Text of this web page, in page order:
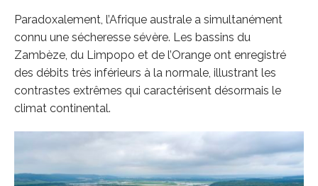
Paradoxalement, l’Afrique australe a simultanément
connu une sécheresse sévère. Les bassins du
Zambèze, du Limpopo et de l’Orange ont enregistré
des débits très inférieurs à la normale, illustrant les
contrastes extrêmes qui caractérisent désormais le
climat continental.